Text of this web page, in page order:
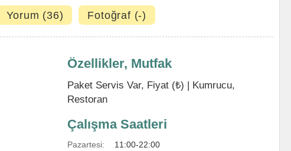
Yorum (36) Fotoğraf (-)
Özellikler, Mutfak
Paket Servis Var, Fiyat (₺) | Kumrucu,
Restoran
Çalışma Saatleri
Pazartesi:
11:00-22:00